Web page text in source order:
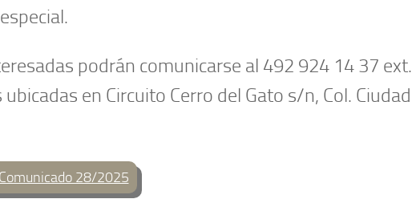
podrán comunicarse al 492 924 14 37 ext.
en Circuito Cerro del Gato s/n, Col. Ciudad
Comunicado 28/2025